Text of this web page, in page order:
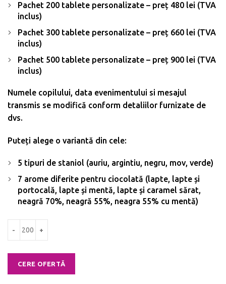
Pachet 200 tablete personalizate – preț 480 lei (TVA
inclus)
Pachet 300 tablete personalizate – preț 660 lei (TVA
inclus)
Pachet 500 tablete personalizate – preț 900 lei (TVA
inclus)
Numele copilului, data evenimentului si mesajul
transmis se modifică conform detaliilor furnizate de
dvs.
Puteți alege o variantă din cele:
5 tipuri de staniol (auriu, argintiu, negru, mov, verde)
7 arome diferite pentru ciocolată (lapte, lapte și
portocală, lapte și mentă, lapte și caramel sărat,
neagră 70%, neagră 55%, neagra 55% cu mentă)
CERE OFERTĂ